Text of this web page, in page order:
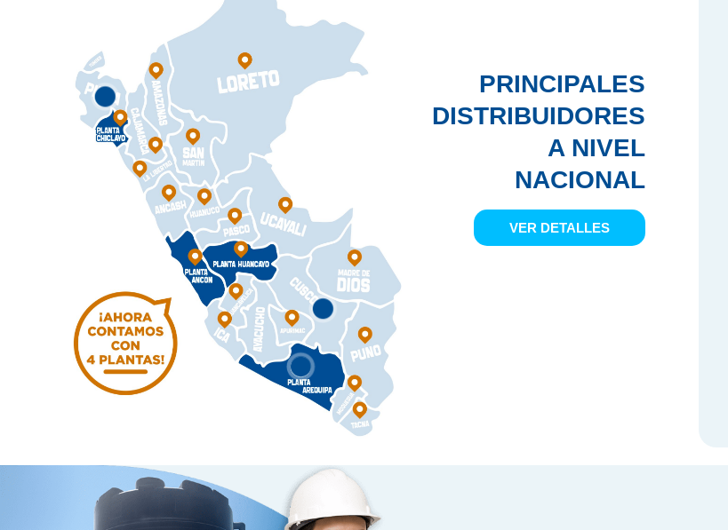
PRINCIPALES
DISTRIBUIDORES
A NIVEL
NACIONAL
VER DETALLES